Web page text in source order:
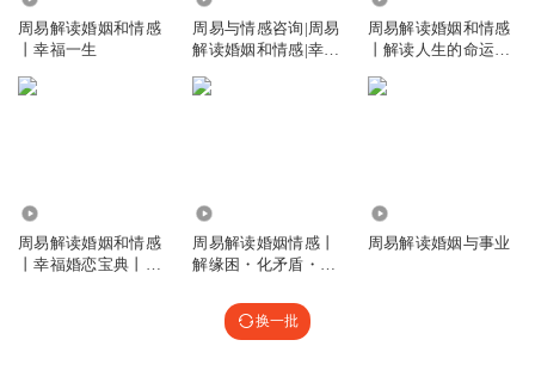
周易解读婚姻和情感
丨幸福一生
周易与情感咨询|周易
解读婚姻和情感|幸福
周易解读婚姻和情感
丨解读人生的命运丨
周易解读婚姻和情感
丨幸福婚恋宝典丨准
周易解读婚姻情感丨
解缘困・化矛盾・守
周易解读婚姻与事业
换一批